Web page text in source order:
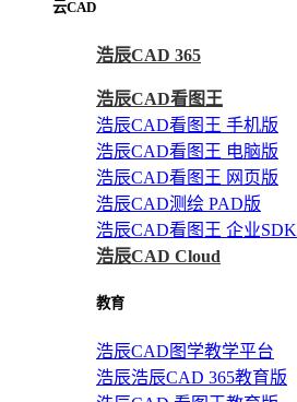
云CAD
浩辰CAD 365
浩辰CAD看图王
浩辰CAD看图王 手机版
浩辰CAD看图王 电脑版
浩辰CAD看图王 网页版
浩辰CAD测绘 PAD版
浩辰CAD看图王 企业SDK
浩辰CAD Cloud
教育
浩辰CAD图学教学平台
浩辰浩辰CAD 365教育版